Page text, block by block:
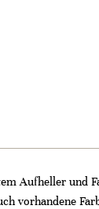
Aufheller und
vorhandene